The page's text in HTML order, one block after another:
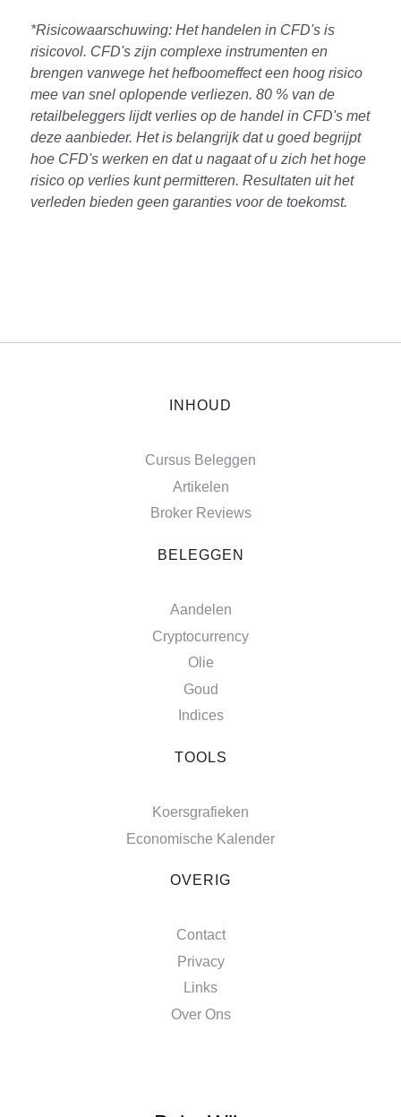
*Risicowaarschuwing: Het handelen in CFD's is
risicovol. CFD's zijn complexe instrumenten en
brengen vanwege het hefboomeffect een hoog risico
mee van snel oplopende verliezen. 80 % van de
retailbeleggers lijdt verlies op de handel in CFD's met
deze aanbieder. Het is belangrijk dat u goed begrijpt
hoe CFD's werken en dat u nagaat of u zich het hoge
risico op verlies kunt permitteren. Resultaten uit het
verleden bieden geen garanties voor de toekomst.
INHOUD
Cursus Beleggen
Artikelen
Broker Reviews
BELEGGEN
Aandelen
Cryptocurrency
Olie
Goud
Indices
TOOLS
Koersgrafieken
Economische Kalender
OVERIG
Contact
Privacy
Links
Over Ons